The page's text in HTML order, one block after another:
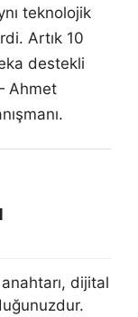
teknolojik
Artık 10
destekli
Ahmet
dijital